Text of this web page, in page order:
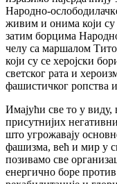
Народно-
живим и онима који
затим борцима
челу са маршалом
који су се херојски
светског рата и
фашистичког ропства
Имајући све то у виду,
присутнијих
што угрожавају
фашизма, већ и мир у
позивамо све
енергично боре